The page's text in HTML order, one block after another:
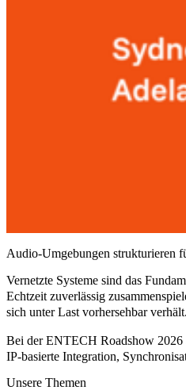
Audio-Umgebungen strukturieren
Vernetzte Systeme sind das
Echtzeit zuverlässig
sich unter Last vorhersehbar verhält.
Bei derENTECH Roadshow 2026
IP-basierte Integration,
Unsere Themen